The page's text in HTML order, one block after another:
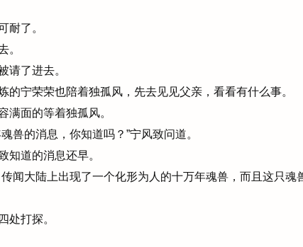
耐了。
。
请了进去。
宁荣荣也陪着独孤风，先去见见父亲，看看有什么事。
面的等着独孤风。
兽的消息，你知道吗？”宁风致问道。
道的消息还早。
闻大陆上出现了一个化形为人的十万年魂兽，而且这只魂
处打探。